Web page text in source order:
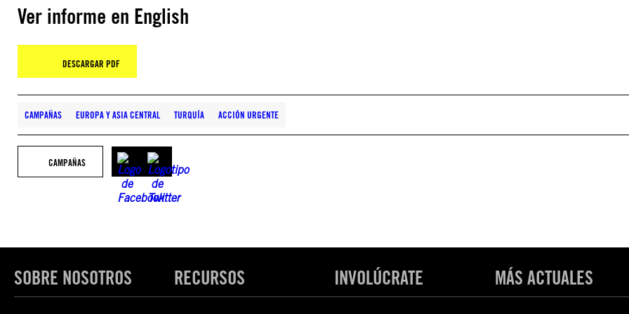
Ver informe en English
DESCARGAR PDF
CAMPAÑAS EUROPA Y ASIA CENTRAL TURQUÍA ACCIÓN URGENTE
CAMPAÑAS
SOBRE NOSOTROS RECURSOS INVOLÚCRATE MÁS ACTUALES